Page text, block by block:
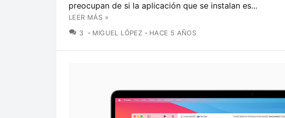
preocupan de si la aplicación que se instalan es...
LEER MÁS »
3 COMENTARIOS
MIGUEL LÓPEZ HACE 5 AÑOS